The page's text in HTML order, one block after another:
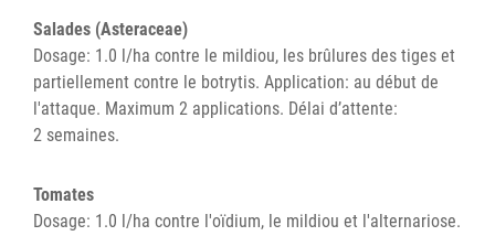
Salades (Asteraceae)
Dosage: 1.0 l/ha contre le mildiou, les brûlures des tiges et
partiellement contre le botrytis. Application: au début de
l'attaque. Maximum 2 applications. Délai d’attente:
2 semaines.
Tomates
Dosage: 1.0 l/ha contre l'oïdium, le mildiou et l'alternariose.